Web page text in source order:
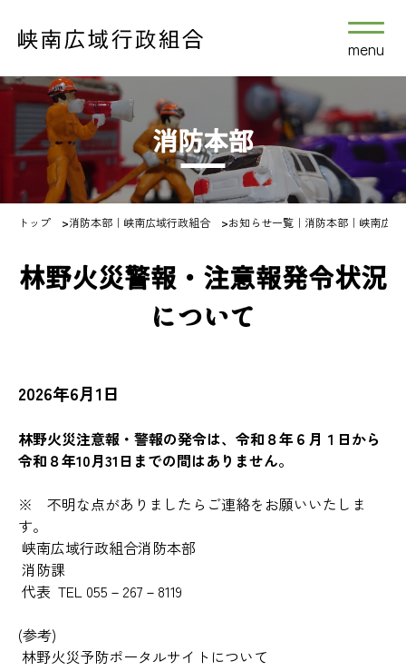
menu
消防本部
トップ >消防本部｜峡南広域行政組合 >お知らせ一覧｜消防本部｜峡南広域
林野火災警報・注意報発令状況
について
2026年6月1日
林野火災注意報・警報の発令は、令和８年６月１日から
令和８年10月31日までの間はありません。
※ 不明な点がありましたらご連絡をお願いいたしま
す。
峡南広域行政組合消防本部
消防課
代表 TEL 055－267－8119
(参考)
林野火災予防ポータルサイトについて